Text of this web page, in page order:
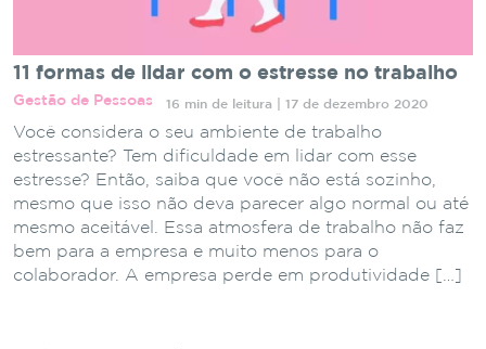
11 formas de lidar com o estresse no trabalho
Gestão de Pessoas 16 min de leitura | 17 de dezembro 2020
Você considera o seu ambiente de trabalho
estressante? Tem dificuldade em lidar com esse
estresse? Então, saiba que você não está sozinho,
mesmo que isso não deva parecer algo normal ou até
mesmo aceitável. Essa atmosfera de trabalho não faz
bem para a empresa e muito menos para o
colaborador. A empresa perde em produtividade […]